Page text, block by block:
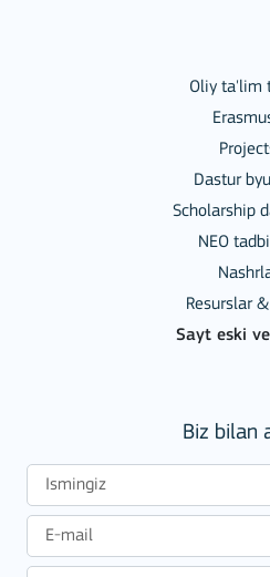
Oliy ta'lim
Dastur
Scholarship
NEO
Resurslar
Sayt eski
Biz bilan